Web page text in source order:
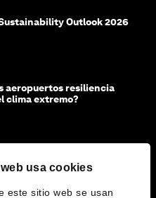
usa cookies
este sitio web se usan
Outlook 2026
aeropuertos resiliencia
clima extremo?
letales del mundo. Ahora